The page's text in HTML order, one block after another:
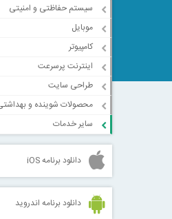
سیستم حفاظتی و امنیتی
موبایل
کامپیوتر
اینترنت پرسرعت
طراحی سایت
محصولات شوینده و
سایر خدمات
دانلود برنامه iOS
دانلود برنامه اندروید